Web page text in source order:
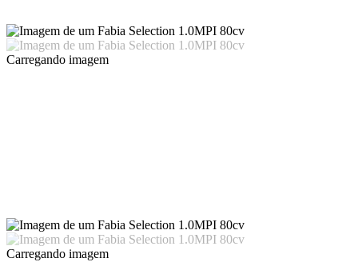
Carregando imagem
Carregando imagem